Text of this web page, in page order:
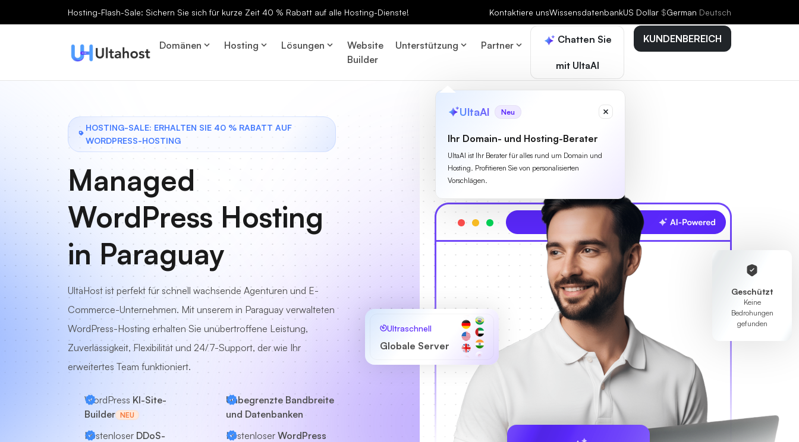
Hosting-Flash-Sale: Sichern Sie sich für kurze Zeit 40 % Rabatt auf alle Hosting-Dienste! Kontaktiere unsWissensdatenbankUS Dollar $German Deutsch
Domänen Hosting Lösungen
Website
Builder
Unterstützung Partner Chatten Sie
mit UltaAI
UltaAI Neu
Ihr Domain- und Hosting-Berater
UltaAI ist Ihr Berater für alles rund um Domain und
Hosting. Profitieren Sie von personalisierten
Vorschlägen.
KUNDENBEREICH
HOSTING-SALE: ERHALTEN SIE 40 % RABATT AUF
WORDPRESS-HOSTING
Managed
WordPress Hosting
in Paraguay
UltaHost ist perfekt für schnell wachsende Agenturen und E-
Commerce-Unternehmen. Mit unserem in Paraguay verwalteten
WordPress-Hosting erhalten Sie unübertroffene Leistung,
Zuverlässigkeit, Flexibilität und 24/7-Support, der wie Ihr
erweitertes Team funktioniert.
WordPress KI-Site-
Builder NEU
Unbegrenzte Bandbreite
und Datenbanken
Kostenloser DDoS-
Kostenloser WordPress
Geschützt
Keine
Bedrohungen
gefunden
Ultraschnell
Globale Server